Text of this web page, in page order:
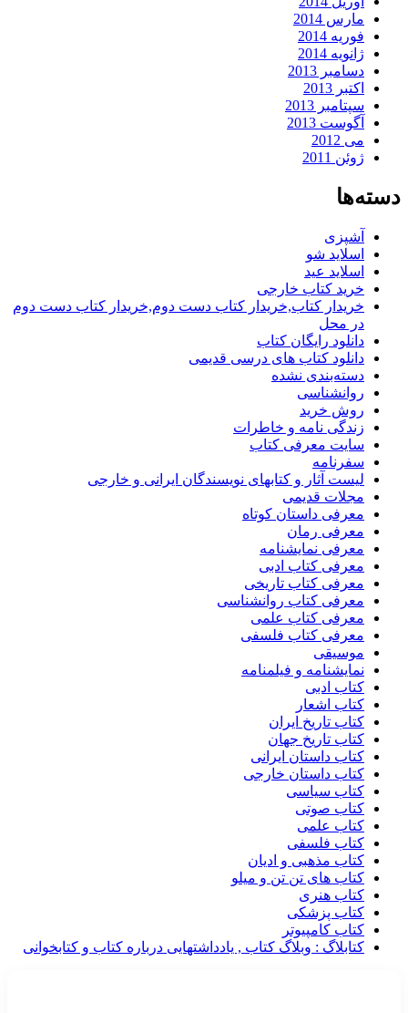
مارس 2014
فوریه 2014
ژانویه 2014
دسامبر 2013
اکتبر 2013
سپتامبر 2013
آگوست 2013
می 2012
ژوئن 2011
دسته‌ها
آشپزی
اسلاید شو
اسلاید عید
خرید کتاب خارجی
خریدار کتاب,خریدار کتاب دست دوم,خریدار کتاب دست دوم
در محل
دانلود رایگان کتاب
دانلود کتاب های درسی قدیمی
دسته‌بندی نشده
روانشناسی
روش خرید
زندگی نامه و خاطرات
سایت معرفی کتاب
سفرنامه
لیست آثار و کتابهای نویسندگان ایرانی و خارجی
مجلات قدیمی
معرفی داستان کوتاه
معرفی رمان
معرفی نمایشنامه
معرفی کتاب ادبی
معرفی کتاب تاریخی
معرفی کتاب روانشناسی
معرفی کتاب علمی
معرفی کتاب فلسفی
موسیقی
نمایشنامه و فیلمنامه
کتاب ادبی
کتاب اشعار
کتاب تاریخ ایران
کتاب تاریخ جهان
کتاب داستان ایرانی
کتاب داستان خارجی
کتاب سیاسی
کتاب صوتی
کتاب علمی
کتاب فلسفی
کتاب مذهبی و ادیان
کتاب های تن تن و میلو
کتاب هنری
کتاب پزشکی
کتاب کامپیوتر
کتابلاگ : وبلاگ کتاب , یادداشتهایی درباره کتاب و کتابخوانی